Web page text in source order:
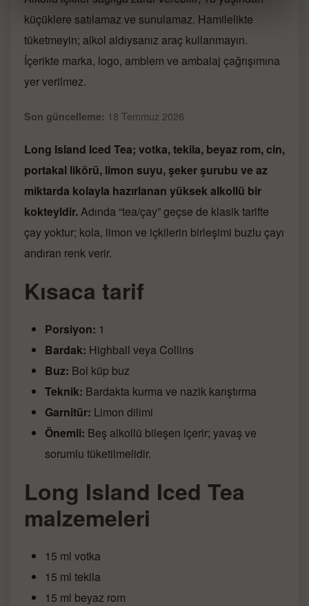
küçüklere satılamaz ve sunulamaz. Hamilelikte
tüketmeyin; alkol aldıysanız araç kullanmayın.
İçerikte marka, logo, amblem ve ambalaj çağrışımına
yer verilmez.
Son güncelleme: 18 Temmuz 2026
Long Island Iced Tea; votka, tekila, beyaz rom, cin,
portakal likörü, limon suyu, şeker şurubu ve az
miktarda kolayla hazırlanan yüksek alkollü bir
kokteyldir.Adında “tea/çay” geçse de klasik tarifte
çay yoktur; kola, limon ve içkilerin birleşimi buzlu çayı
andıran renk verir.
Kısaca tarif
Porsiyon: 1
Bardak: Highball veya Collins
Buz: Bol küp buz
Teknik: Bardakta kurma ve nazik karıştırma
Garnitür: Limon dilimi
Önemli: Beş alkollü bileşen içerir; yavaş ve
sorumlu tüketilmelidir.
Long Island Iced Tea
malzemeleri
15 ml votka
15 ml tekila
15 ml beyaz rom